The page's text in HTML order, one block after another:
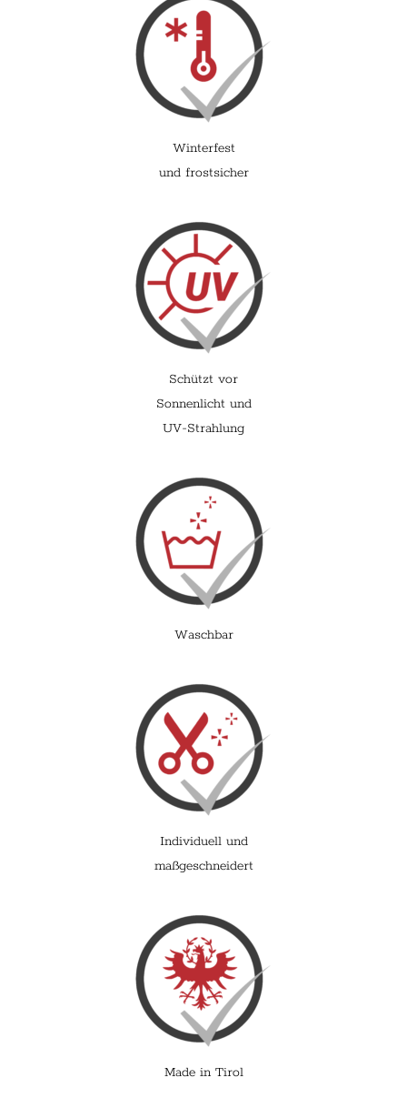
Winterfest
und frostsicher
Schützt vor
Sonnenlicht und
UV-Strahlung
Waschbar
Individuell und
maßgeschneidert
Made in Tirol